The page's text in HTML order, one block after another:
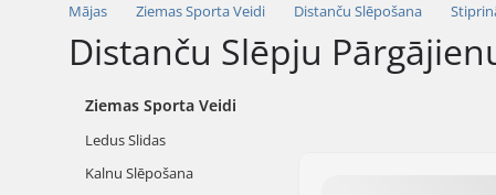
Mājas Ziemas Sporta Veidi Distanču Slēpošana
Distanču Slēpju
Ziemas Sporta Veidi
Ledus Slidas
Kalnu Slēpošana